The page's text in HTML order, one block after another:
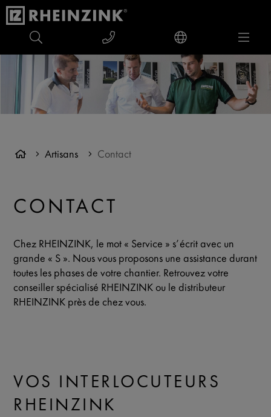
Artisans Contact
CONTACT
Chez RHEINZINK, le mot « Service » s’écrit avec un
grande « S ». Nous vous proposons une assistance durant
toutes les phases de votre chantier. Retrouvez votre
conseiller spécialisé RHEINZINK ou le distributeur
RHEINZINK près de chez vous.
VOS INTERLOCUTEURS
RHEINZINK